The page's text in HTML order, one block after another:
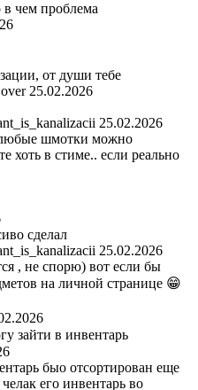
чем проблема
от души тебе
25.02.2026
25.02.2026
шмотки можно
хоть в стиме.. если реально
сделал
25.02.2026
, не спорю) вот если бы
на личной странице 😁
зайти в инвентарь
быо отсортирован еще
его инвентарь во